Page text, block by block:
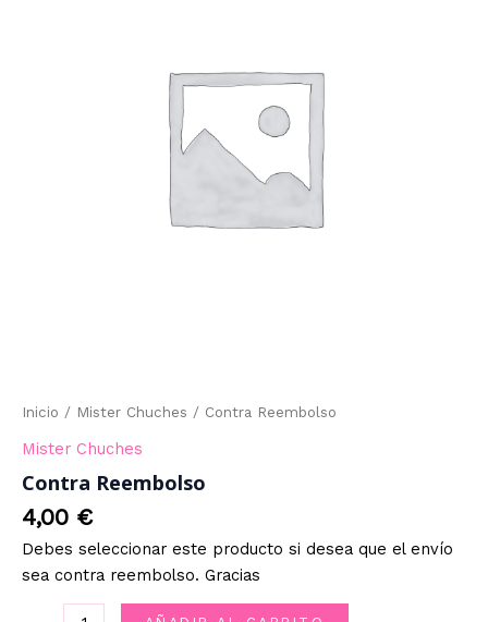
Inicio / Mister Chuches / Contra Reembolso
Mister Chuches
Contra Reembolso
4,00 €
Debes seleccionar este producto si desea que el envío
sea contra reembolso. Gracias